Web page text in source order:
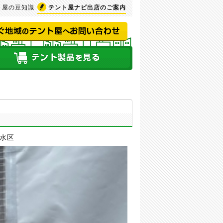
屋の豆知識 テント屋ナビ出店のご案内
区